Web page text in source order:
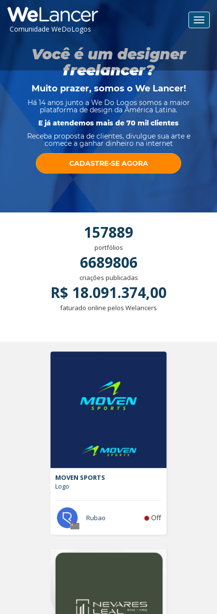
Comunidade WeDoLogos
Você é um designer
freelancer?
Muito prazer, somos o We Lancer!
Há 14 anos junto a We Do Logos somos a maior
plataforma de design da América Latina.
E já atendemos mais de 70 mil clientes
Receba proposta de clientes, divulgue sua arte e
comece a ganhar dinheiro na internet
CADASTRE-SE AGORA
157889
portfólios
6689806
criações publicadas
R$ 18.091.374,00
faturado online pelos Welancers
MOVEN SPORTS
Logo
Rubao Off